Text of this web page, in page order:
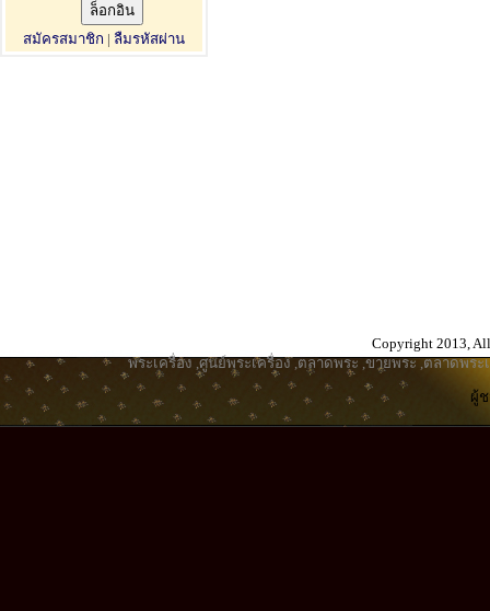
สมัครสมาชิก | ลืมรหัสผ่าน
Copyright 2013,
พระเครื่อง ,ศูนย์พระเครื่อง,ตลาดพระ ,ขายพระ ,ตลาดพระ
ผู้